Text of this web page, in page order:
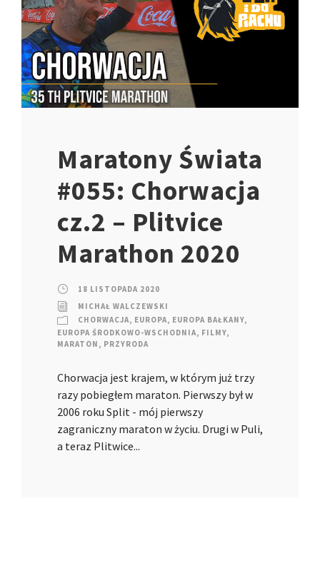
Maratony Świata
#055: Chorwacja
cz.2 – Plitvice
Marathon 2020
18 LISTOPADA 2020
MICHAŁ WALCZEWSKI
CHORWACJA, EUROPA, EUROPA BAŁKANY,
EUROPA ŚRODKOWO-WSCHODNIA, FILMY,
MARATON , PRZYRODA
Chorwacja jest krajem, w którym już trzy
razy pobiegłem maraton. Pierwszy był w
2006 roku Split - mój pierwszy
zagraniczny maraton w życiu. Drugi w Puli,
a teraz Plitwice...